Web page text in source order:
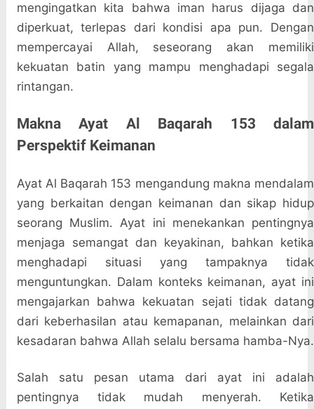
mengingatkan kita bahwa iman harus dijaga dan
diperkuat, terlepas dari kondisi apa pun. Dengan
mempercayai Allah, seseorang akan memiliki
kekuatan batin yang mampu menghadapi segala
rintangan.
Makna Ayat Al Baqarah 153 dalam
Perspektif Keimanan
Ayat Al Baqarah 153 mengandung makna mendalam
yang berkaitan dengan keimanan dan sikap hidup
seorang Muslim. Ayat ini menekankan pentingnya
menjaga semangat dan keyakinan, bahkan ketika
menghadapi situasi yang tampaknya tidak
menguntungkan. Dalam konteks keimanan, ayat ini
mengajarkan bahwa kekuatan sejati tidak datang
dari keberhasilan atau kemapanan, melainkan dari
kesadaran bahwa Allah selalu bersama hamba-Nya.
Salah satu pesan utama dari ayat ini adalah
pentingnya tidak mudah menyerah. Ketika